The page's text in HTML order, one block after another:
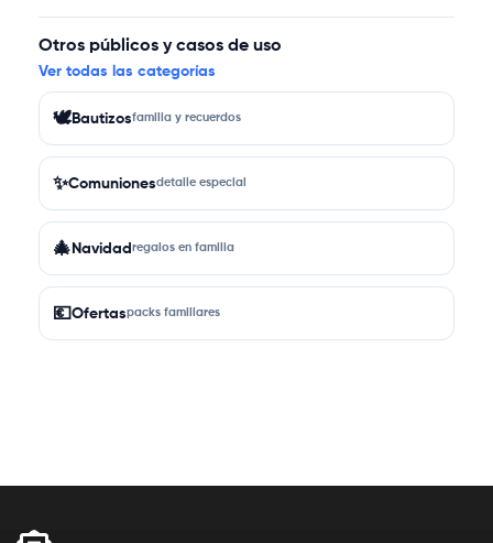
Otros públicos y casos de uso
Ver todas las categorías
🕊️Bautizosfamilia y recuerdos
✨Comunionesdetalle especial
🎄Navidadregalos en familia
💶Ofertaspacks familiares